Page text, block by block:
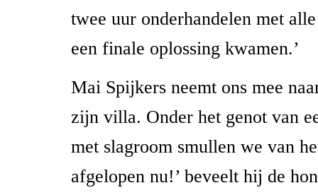
twee uur onderhandelen met
een finale oplossing kwamen.’
Mai Spijkers neemt ons mee
zijn villa. Onder het genot van
met slagroom smullen we van
afgelopen nu!’ beveelt hij de